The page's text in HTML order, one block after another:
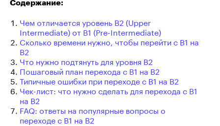
Содержание:
Чем отличается уровень B2 (Upper
Intermediate) от B1 (Pre-Intermediate)
Сколько времени нужно, чтобы перейти с B1 на
B2
Что нужно подтянуть для уровня B2
Пошаговый план перехода с B1 на B2
Типичные ошибки при переходе с B1 на B2
Чек-лист: что нужно сделать для перехода с B1
на B2
FAQ: ответы на популярные вопросы о
переходе с B1 на B2